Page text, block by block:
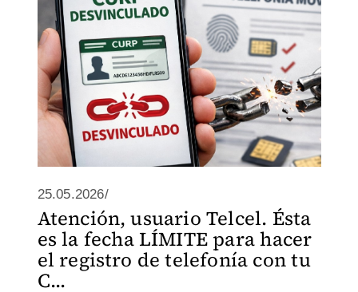
25.05.2026/
Atención, usuario Telcel. Ésta
es la fecha LÍMITE para hacer
el registro de telefonía con tu
C...